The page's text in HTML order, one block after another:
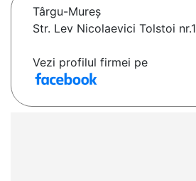
Târgu-Mureş
Str. Lev Nicolaevici Tolstoi nr.1
Vezi profilul firmei pe